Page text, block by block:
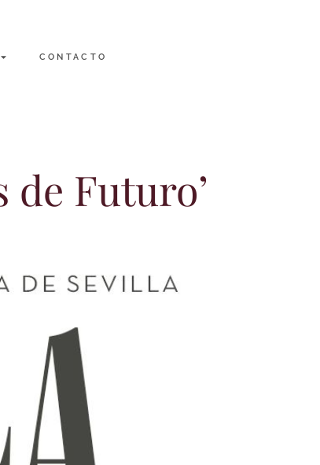
CONTACTO
de Futuro’